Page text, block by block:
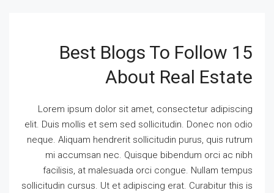
15 Best Blogs To Follow
About Real Estate
Lorem ipsum dolor sit amet, consectetur adipiscing
elit. Duis mollis et sem sed sollicitudin. Donec non odio
neque. Aliquam hendrerit sollicitudin purus, quis rutrum
mi accumsan nec. Quisque bibendum orci ac nibh
facilisis, at malesuada orci congue. Nullam tempus
sollicitudin cursus. Ut et adipiscing erat. Curabitur this is